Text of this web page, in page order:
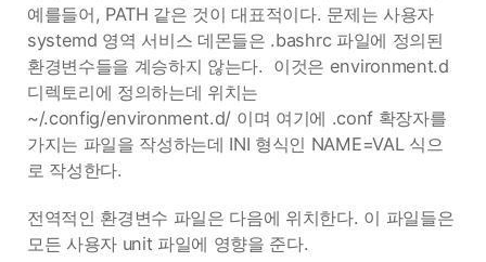
예를들어, PATH 같은 것이 대표적이다. 문제는 사용자
systemd 영역 서비스 데몬들은 .bashrc 파일에 정의된
환경변수들을 계승하지 않는다. 이것은 environment.d
디렉토리에 정의하는데 위치는
~/.config/environment.d/ 이며 여기에 .conf 확장자를
가지는 파일을 작성하는데 INI 형식인 NAME=VAL 식으
로 작성한다.
전역적인 환경변수 파일은 다음에 위치한다. 이 파일들은
모든 사용자 unit 파일에 영향을 준다.